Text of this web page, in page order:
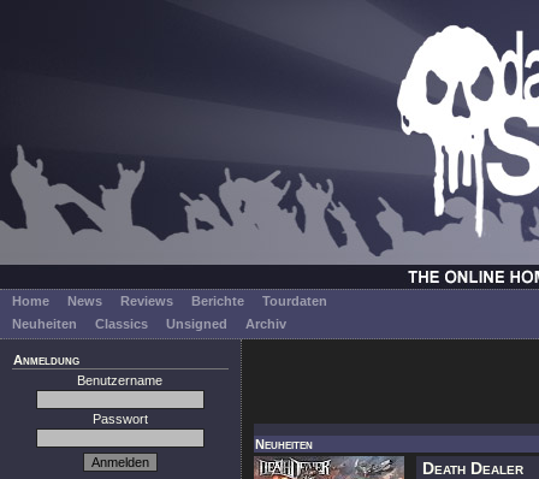
Home News Reviews Berichte
Tourdaten
Neuheiten
Classics Unsigned Archiv
Anmeldung
Benutzername
Passwort
Neuheiten
Death Dealer